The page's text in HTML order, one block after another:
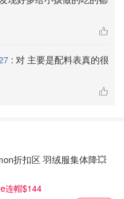
: 对 主要是配料表真的很
折扣区 羽绒服集体降💥
连帽$144